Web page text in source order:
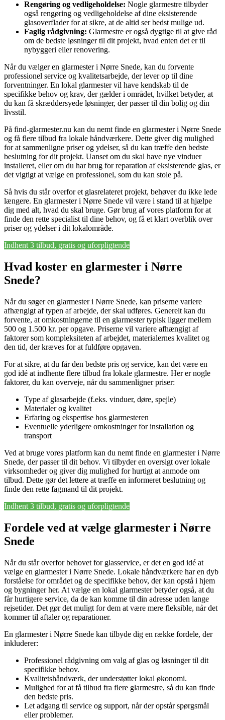
Rengøring og vedligeholdelse: Nogle glarmestre tilbyder
også rengøring og vedligeholdelse af dine eksisterende
glasoverflader for at sikre, at de altid ser bedst mulige ud.
Faglig rådgivning: Glarmestre er også dygtige til at give råd
om de bedste løsninger til dit projekt, hvad enten det er til
nybyggeri eller renovering.
Når du vælger en glarmester i Nørre Snede, kan du forvente
professionel service og kvalitetsarbejde, der lever op til dine
forventninger. En lokal glarmester vil have kendskab til de
specifikke behov og krav, der gælder i området, hvilket betyder, at
du kan få skræddersyede løsninger, der passer til din bolig og din
livsstil.
På find-glarmester.nu kan du nemt finde en glarmester i Nørre Snede
og få flere tilbud fra lokale håndværkere. Dette giver dig mulighed
for at sammenligne priser og ydelser, så du kan træffe den bedste
beslutning for dit projekt. Uanset om du skal have nye vinduer
installeret, eller om du har brug for reparation af eksisterende glas, er
det vigtigt at vælge en professionel, som du kan stole på.
Så hvis du står overfor et glasrelateret projekt, behøver du ikke lede
længere. En glarmester i Nørre Snede vil være i stand til at hjælpe
dig med alt, hvad du skal bruge. Gør brug af vores platform for at
finde den rette specialist til dine behov, og få et klart overblik over
priser og ydelser i dit lokalområde.
Indhent 3 tilbud, gratis og uforpligtende
Hvad koster en glarmester i Nørre
Snede?
Når du søger en glarmester i Nørre Snede, kan priserne variere
afhængigt af typen af arbejde, der skal udføres. Generelt kan du
forvente, at omkostningerne til en glarmester typisk ligger mellem
500 og 1.500 kr. per opgave. Priserne vil variere afhængigt af
faktorer som kompleksiteten af arbejdet, materialernes kvalitet og
den tid, der kræves for at fuldføre opgaven.
For at sikre, at du får den bedste pris og service, kan det være en
god idé at indhente flere tilbud fra lokale glarmestre. Her er nogle
faktorer, du kan overveje, når du sammenligner priser:
Type af glasarbejde (f.eks. vinduer, døre, spejle)
Materialer og kvalitet
Erfaring og ekspertise hos glarmesteren
Eventuelle yderligere omkostninger for installation og
transport
Ved at bruge vores platform kan du nemt finde en glarmester i Nørre
Snede, der passer til dit behov. Vi tilbyder en oversigt over lokale
virksomheder og giver dig mulighed for hurtigt at anmode om
tilbud. Dette gør det lettere at træffe en informeret beslutning og
finde den rette fagmand til dit projekt.
Indhent 3 tilbud, gratis og uforpligtende
Fordele ved at vælge glarmester i Nørre
Snede
Når du står overfor behovet for glasservice, er det en god idé at
vælge en glarmester i Nørre Snede. Lokale håndværkere har en dyb
forståelse for området og de specifikke behov, der kan opstå i hjem
og bygninger her. At vælge en lokal glarmester betyder også, at du
får hurtigere service, da de kan komme til din adresse uden lange
rejsetider. Det gør det muligt for dem at være mere fleksible, når det
kommer til aftaler og reparationer.
En glarmester i Nørre Snede kan tilbyde dig en række fordele, der
inkluderer:
Professionel rådgivning om valg af glas og løsninger til dit
specifikke behov.
Kvalitetshåndværk, der understøtter lokal økonomi.
Mulighed for at få tilbud fra flere glarmestre, så du kan finde
den bedste pris.
Let adgang til service og support, når der opstår spørgsmål
eller problemer.